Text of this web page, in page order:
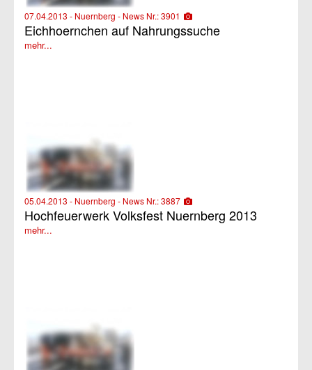
07.04.2013 - Nuernberg - News Nr.: 3901
Eichhoernchen auf Nahrungssuche
mehr...
05.04.2013 - Nuernberg - News Nr.: 3887
Hochfeuerwerk Volksfest Nuernberg 2013
mehr...